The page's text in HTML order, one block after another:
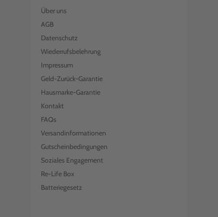
Über uns
AGB
Datenschutz
Wiederrufsbelehrung
Impressum
Geld-Zurück-Garantie
Hausmarke-Garantie
Kontakt
FAQs
Versandinformationen
Gutscheinbedingungen
Soziales Engagement
Re-Life Box
Batteriegesetz